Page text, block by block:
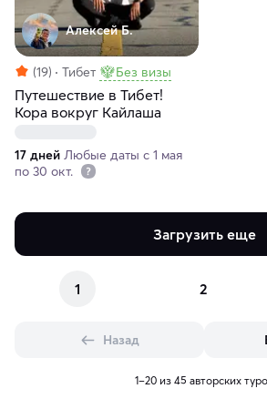
Алексей Б.
(19) Тибет Без визы
Путешествие в Тибет!
Кора вокруг Кайлаша
17 дней Любые даты с 1 мая
по 30 окт.
Загрузить еще
1 2
Назад
1–20 из 45 авторских